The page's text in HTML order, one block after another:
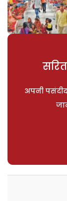
अपनी